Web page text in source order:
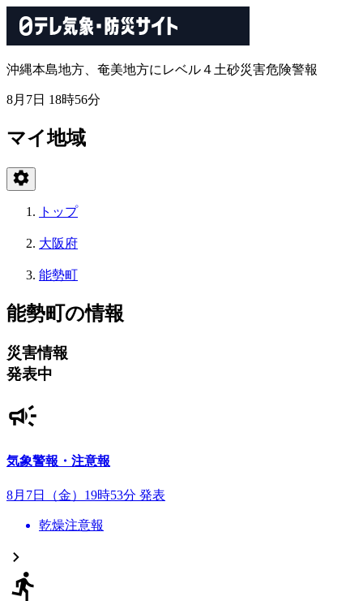
沖縄本島地方、奄美地方にレベル４土砂災害危険警報
8月7日 18時56分
マイ地域
トップ
大阪府
能勢町
能勢町の情報
災害情報
発表中
気象警報・注意報
8月7日（金）19時53分 発表
乾燥注意報